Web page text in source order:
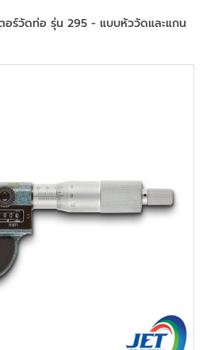
อร์วัดท่อ รุ่น 295 - แบบหัววัดและแกน